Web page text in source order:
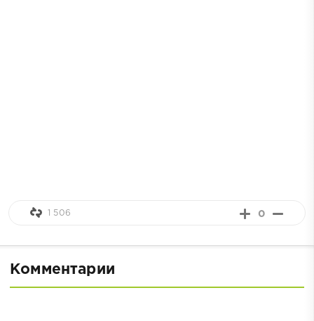
0
1 506
Комментарии